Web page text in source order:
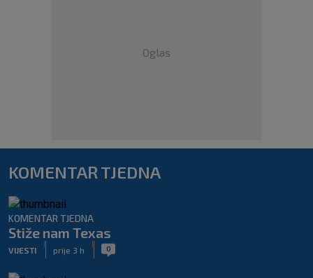
Oglas
KOMENTAR TJEDNA
KOMENTAR TJEDNA
Stiže nam Texas
VIJESTI prije 3 h 0